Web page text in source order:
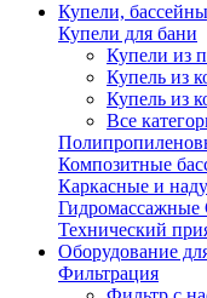
Купели,
Купели для бани
Купели из
Купель из
Купель из
Все
Композитные
Каркасные и
Технический
Оборудование
Фильтрация